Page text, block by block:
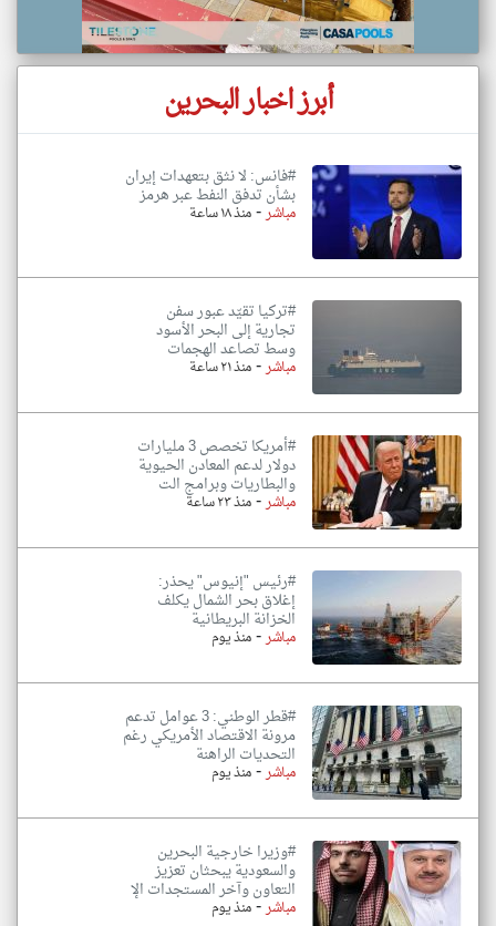
أبرز اخبار البحرين
#فانس: لا نثق بتعهدات إيران
بشأن تدفق النفط عبر هرمز
مباشر-منذ ١٨ ساعة
#تركيا تقيّد عبور سفن
تجارية إلى البحر الأسود
وسط تصاعد الهجمات
مباشر-منذ ٢١ ساعة
#أمريكا تخصص 3 مليارات
دولار لدعم المعادن الحيوية
والبطاريات وبرامج الت
مباشر-منذ ٢٣ ساعة
#رئيس "إنيوس" يحذر:
إغلاق بحر الشمال يكلف
الخزانة البريطانية
مباشر-منذ يوم
#قطر الوطني: 3 عوامل تدعم
مرونة الاقتصاد الأمريكي رغم
التحديات الراهنة
مباشر-منذ يوم
#وزيرا خارجية البحرين
والسعودية يبحثان تعزيز
التعاون وآخر المستجدات الإ
مباشر-منذ يوم